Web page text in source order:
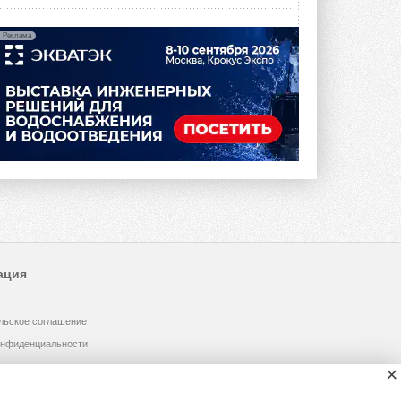
Реклама
соглашение
×